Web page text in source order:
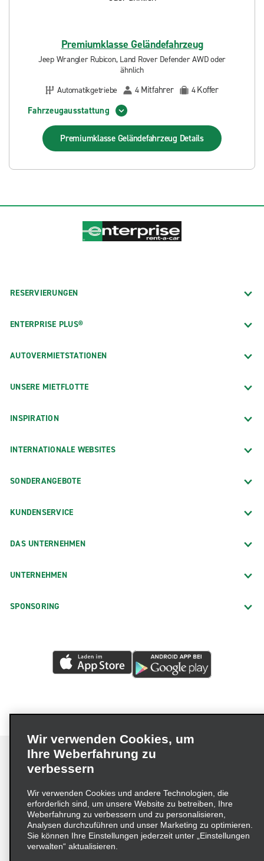
Premiumklasse Geländefahrzeug
Jeep Wrangler Rubicon, Land Rover Defender AWD oder
ähnlich
Automatikgetriebe
4 Mitfahrer 4Koffer
Fahrzeugausstattung
Premiumklasse Geländefahrzeug Details
RESERVIERUNGEN
ENTERPRISE PLUS®
AUTOVERMIETSTATIONEN
UNSERE MIETFLOTTE
INSPIRATION
INTERNATIONALE WEBSITES
SONDERANGEBOTE
KUNDENSERVICE
DAS UNTERNEHMEN
UNTERNEHMEN
SPONSORING
Impressum Nutzungsbedingungen
Datenschutzrichtlinie
Cookie-Richtlinie
Datenschutzoptionen
Lieferkettensorgfaltspflichtengesetz (LkSG) Grundsatzerklärung
Beschwerdeverfahren nach dem
Wir verwenden Cookies, um
Ihre Weberfahrung zu
verbessern
Wir verwenden Cookies und andere Technologien, die
erforderlich sind, um unsere Website zu betreiben, Ihre
Weberfahrung zu verbessern und zu personalisieren,
Analysen durchzuführen und unser Marketing zu optimieren.
Sie können Ihre Einstellungen jederzeit unter „Einstellungen
verwalten“ aktualisieren.